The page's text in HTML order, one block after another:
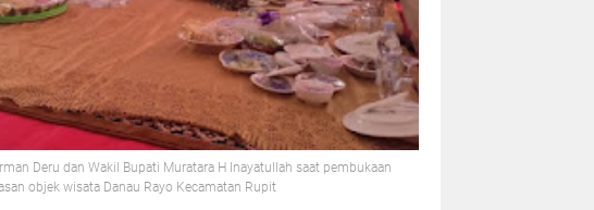
Deru dan Wakil Bupati Muratara H Inayatullah saat pembukaan
objek wisata Danau Rayo Kecamatan Rupit